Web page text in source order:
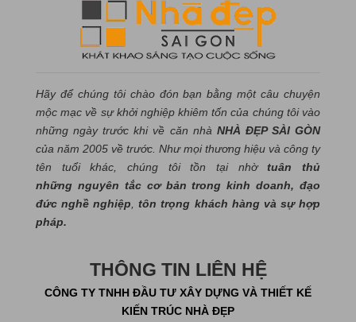
Hãy để chúng tôi chào đón bạn bằng một câu chuyện
mộc mạc về sự khởi nghiệp khiêm tốn của chúng tôi vào
những ngày trước khi về căn nhà NHÀ ĐẸP SÀI GÒN
của năm 2005 về trước. Như mọi thương hiệu và công ty
tên tuổi khác, chúng tôi tồn tại nhờtuân thủ
những nguyên tắc cơ bản trong kinh doanh, đạo
đức nghề nghiệp ,tôn trọng khách hàng và sự hợp
pháp.
THÔNG TIN LIÊN HỆ
CÔNG TY TNHH ĐẦU TƯ XÂY DỰNG VÀ THIẾT KẾ
KIẾN TRÚC NHÀ ĐẸP